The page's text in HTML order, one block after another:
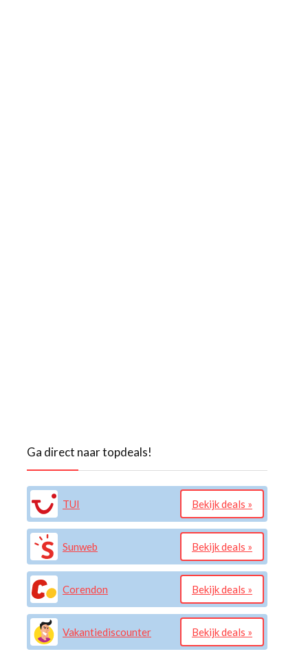
Ga direct naar topdeals!
TUI Bekijk deals »
Sunweb Bekijk deals »
Corendon Bekijk deals »
Vakantiediscounter Bekijk deals »